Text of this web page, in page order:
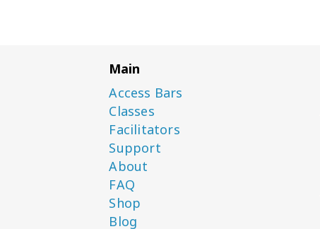
Main
Access Bars
Classes
Facilitators
Support
About
FAQ
Shop
Blog